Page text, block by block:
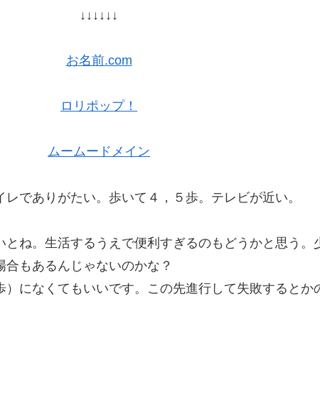
↓↓↓↓↓↓
お名前.com
ロリポップ！
ムームードメイン
でありがたい。歩いて４，５歩。テレビが近い。
とね。生活するうえで便利すぎるのもどうかと思う。
もあるんじゃないのかな？
）になくてもいいです。この先進行して失敗するとか